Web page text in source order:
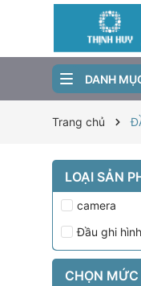
DANH
Trang chủ
LOẠI SẢN
camera
Đầu ghi
CHỌN MỨC